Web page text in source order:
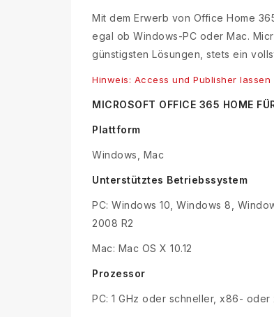
Mit dem Erwerb von Office Home
egal ob Windows-PC oder Mac.
günstigsten Lösungen, stets ein
Hinweis: Access und Publisher
MICROSOFT OFFICE 365 HOME
Plattform
Windows, Mac
Unterstütztes Betriebssystem
PC: Windows 10, Windows 8,
2008 R2
Mac: Mac OS X 10.12
Prozessor
PC: 1 GHz oder schneller, x86-